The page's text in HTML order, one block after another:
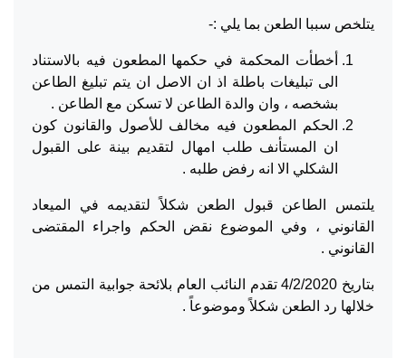
يتلخص سببا الطعن بما يلي :-
أخطأت المحكمة في حكمها المطعون فيه بالاستناد
الى تبليغات باطلة اذ ان الاصل ان يتم تبليغ الطاعن
بشخصه ، وان والدة الطاعن لا تسكن مع الطاعن .
الحكم المطعون فيه مخالف للأصول والقانون كون
ان المستأنف طلب امهال لتقديم بينة على القبول
الشكلي الا انه رفض طلبه .
يلتمس الطاعن قبول الطعن شكلاً لتقديمه في الميعاد
القانوني ، وفي الموضوع نقض الحكم واجراء المقتضى
القانوني .
بتاريخ 4/2/2020 تقدم النائب العام بلائحة جوابية التمس من
خلالها رد الطعن شكلاً وموضوعاً .